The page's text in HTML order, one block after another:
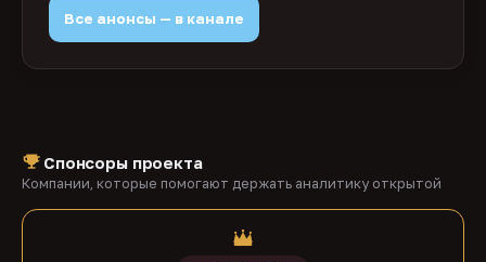
Все анонсы — в канале
Спонсоры проекта
Компании, которые помогают держать аналитику открытой